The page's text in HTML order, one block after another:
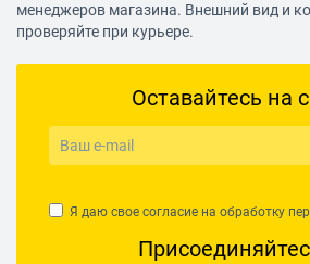
менеджеров магазина. Внешний вид и
проверяйте при курьере.
Оставайтесь на
Я даю свое согласие на обработку